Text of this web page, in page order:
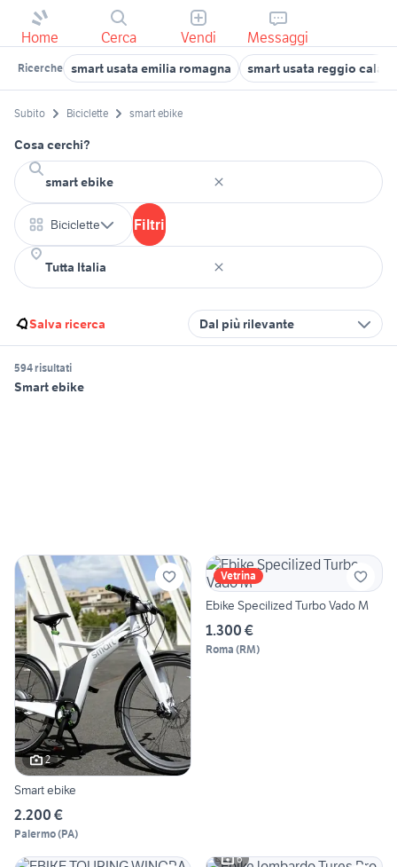
Home Cerca Vendi Messaggi
Ricerche smart usata emilia romagna smart usata reggio
Subito Biciclette smart ebike
Cosa cerchi?
Biciclette Filtri
Salva ricerca Dal più rilevante
594 risultati
Smart ebike
2
Smart ebike
2.200 €
Palermo(PA)
Vetrina
Ebike Specilized Turbo Vado M
1.300 €
Roma (RM)
6